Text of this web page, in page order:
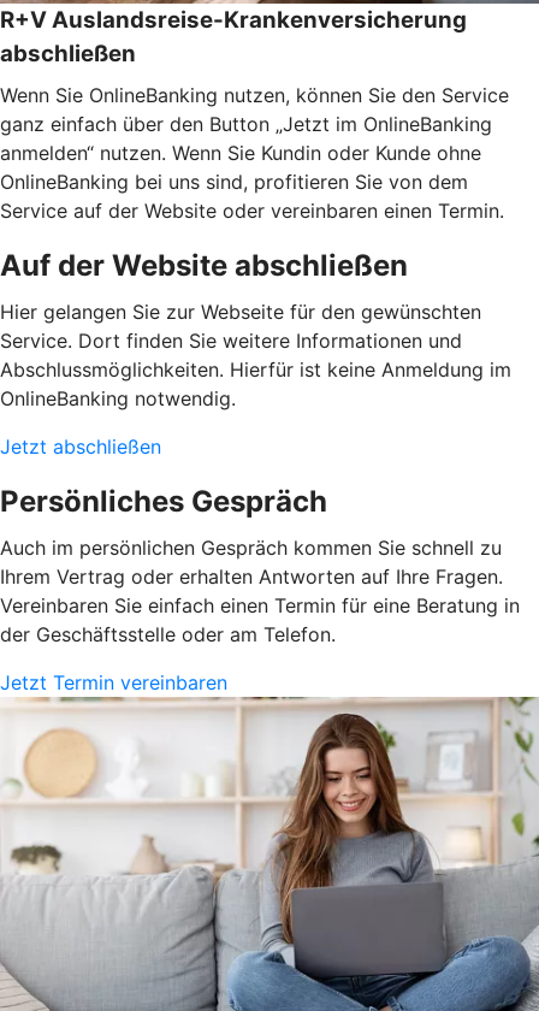
R+V Auslandsreise-Krankenversicherung
abschließen
Wenn Sie OnlineBanking nutzen, können Sie den Service
ganz einfach über den Button „Jetzt im OnlineBanking
anmelden“ nutzen. Wenn Sie Kundin oder Kunde ohne
OnlineBanking bei uns sind, profitieren Sie von dem
Service auf der Website oder vereinbaren einen Termin.
Auf der Website abschließen
Hier gelangen Sie zur Webseite für den gewünschten
Service. Dort finden Sie weitere Informationen und
Abschlussmöglichkeiten. Hierfür ist keine Anmeldung im
OnlineBanking notwendig.
Jetzt abschließen
Persönliches Gespräch
Auch im persönlichen Gespräch kommen Sie schnell zu
Ihrem Vertrag oder erhalten Antworten auf Ihre Fragen.
Vereinbaren Sie einfach einen Termin für eine Beratung in
der Geschäftsstelle oder am Telefon.
Jetzt Termin vereinbaren